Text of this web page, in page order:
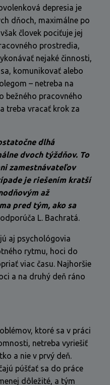
depresia je
dňoch, maximálne po
človek pociťuje jej
prostredia,
nejaké činnosti,
komunikovať alebo
– netreba na
bežného pracovného
treba vracať krok za
dlhá
dvoch týždňov. To
zamestnávateľov
je riešením kratší
až
pred tým, ako sa
L. Bachratá.
aj psychológovia
rytmu, hoci do
viac času. Najhoršie
a na druhý deň ráno
ktoré sa v práci
netreba vyriešiť
a nie v prvý deň.
púšťať sa do práce
dôležité, a tým